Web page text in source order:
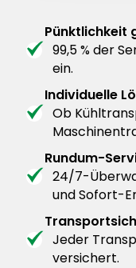
Pünktlichkeit
99,5 % der
ein.
Individuelle
Ob
Rundum-
24/7-
und Sofort-
Jeder
versichert.